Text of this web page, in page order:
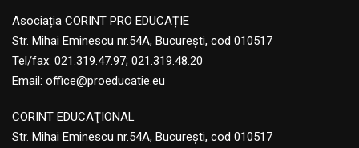
Asociația CORINT PRO EDUCAȚIE
Str. Mihai Eminescu nr.54A, București, cod 010517
Tel/fax: 021.319.47.97; 021.319.48.20
Email: office@proeducatie.eu
CORINT EDUCAŢIONAL
Str. Mihai Eminescu nr.54A, Bucureşti, cod 010517